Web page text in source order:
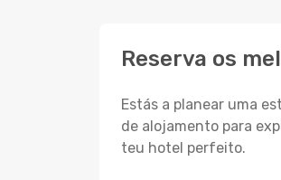
Reserva os
Estás a planear uma
de alojamento para
teu hotel perfeito.